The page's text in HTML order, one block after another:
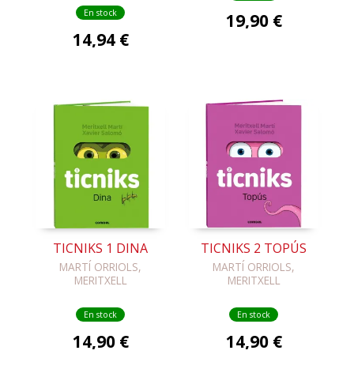
En stock
14,94 €
19,90 €
TICNIKS 1 DINA
MARTÍ ORRIOLS,
MERITXELL
En stock
14,90 €
TICNIKS 2 TOPÚS
MARTÍ ORRIOLS,
MERITXELL
En stock
14,90 €